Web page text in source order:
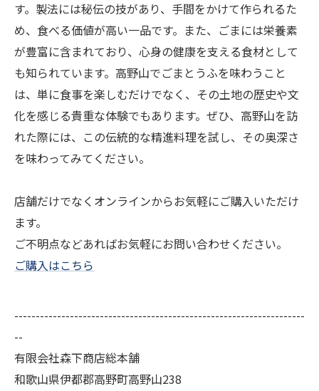
す。製法には秘伝の技があり、手間をかけて作られるた
め、食べる価値が高い一品です。また、ごまには栄養素
が豊富に含まれており、心身の健康を支える食材として
も知られています。高野山でごまとうふを味わうこと
は、単に食事を楽しむだけでなく、その土地の歴史や文
化を感じる貴重な体験でもあります。ぜひ、高野山を訪
れた際には、この伝統的な精進料理を試し、その奥深さ
を味わってみてください。
店舗だけでなくオンラインからお気軽にご購入いただけ
ます。
ご不明点などあればお気軽にお問い合わせください。
ご購入はこちら
--------------------------------------------------------------------
--
有限会社森下商店総本舗
和歌山県伊都郡高野町高野山238